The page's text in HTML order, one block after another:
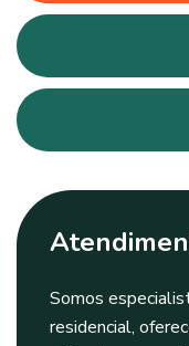
Somos
residencial,